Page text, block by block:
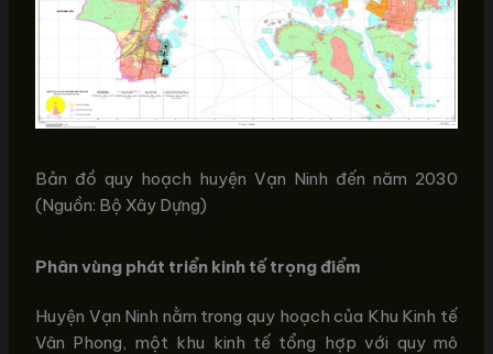
Bản đồ quy hoạch huyện Vạn Ninh đến năm 2030
(Nguồn: Bộ Xây Dựng)
Phân vùng phát triển kinh tế trọng điểm
Huyện Vạn Ninh nằm trong quy hoạch của Khu Kinh tế
Vân Phong, một khu kinh tế tổng hợp với quy mô